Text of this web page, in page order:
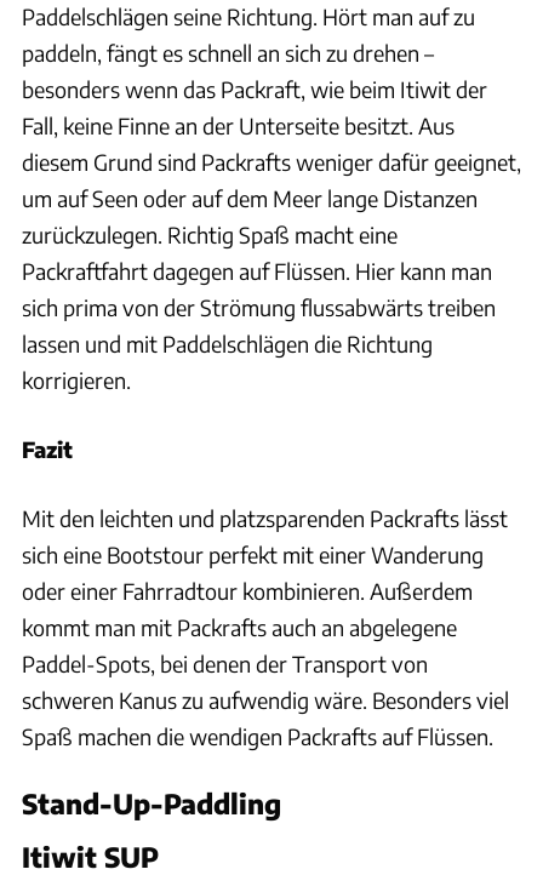
Paddelschlägen seine Richtung. Hört man auf zu
paddeln, fängt es schnell an sich zu drehen –
besonders wenn das Packraft, wie beim Itiwit der
Fall, keine Finne an der Unterseite besitzt. Aus
diesem Grund sind Packrafts weniger dafür geeignet,
um auf Seen oder auf dem Meer lange Distanzen
zurückzulegen. Richtig Spaß macht eine
Packraftfahrt dagegen auf Flüssen. Hier kann man
sich prima von der Strömung flussabwärts treiben
lassen und mit Paddelschlägen die Richtung
korrigieren.
Fazit
Mit den leichten und platzsparenden Packrafts lässt
sich eine Bootstour perfekt mit einer Wanderung
oder einer Fahrradtour kombinieren. Außerdem
kommt man mit Packrafts auch an abgelegene
Paddel-Spots, bei denen der Transport von
schweren Kanus zu aufwendig wäre. Besonders viel
Spaß machen die wendigen Packrafts auf Flüssen.
Stand-Up-Paddling
Itiwit SUP